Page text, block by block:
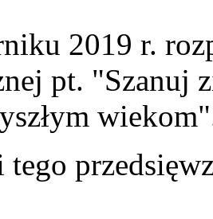
2019 r.
pt. "Szanuj
tego